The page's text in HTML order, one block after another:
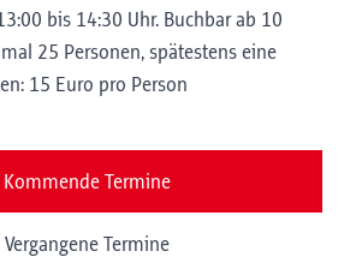
bis 14:30 Uhr. Buchbar ab 10
25 Personen, spätestens eine
15 Euro pro Person
Kommende Termine
Vergangene Termine